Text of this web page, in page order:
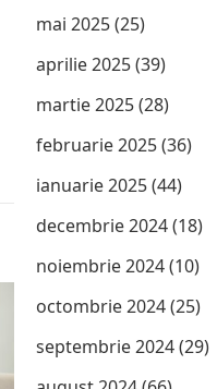
mai 2025(25)
aprilie 2025(39)
martie 2025(28)
februarie 2025(36)
ianuarie 2025(44)
decembrie 2024(18)
noiembrie 2024(10)
octombrie 2024(25)
septembrie 2024(29)